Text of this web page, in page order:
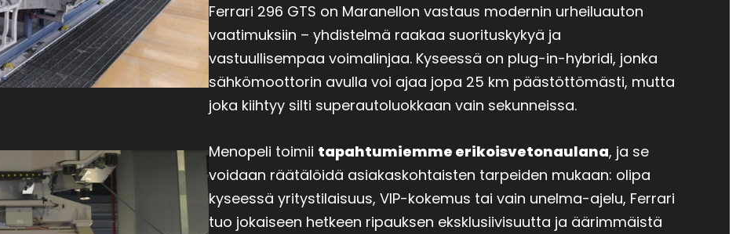
Ferrari 296 GTS on Maranellon vastaus modernin urheiluauton
vaatimuksiin – yhdistelmä raakaa suorituskykyä ja
vastuullisempaa voimalinjaa. Kyseessä on plug-in-hybridi, jonka
sähkömoottorin avulla voi ajaa jopa 25 km päästöttömästi, mutta
joka kiihtyy silti superautoluokkaan vain sekunneissa.
Menopeli toimii tapahtumiemme erikoisvetonaulana, ja se
voidaan räätälöidä asiakaskohtaisten tarpeiden mukaan: olipa
kyseessä yritystilaisuus, VIP-kokemus tai vain unelma-ajelu, Ferrari
tuo jokaiseen hetkeen ripauksen eksklusiivisuutta ja äärimmäistä